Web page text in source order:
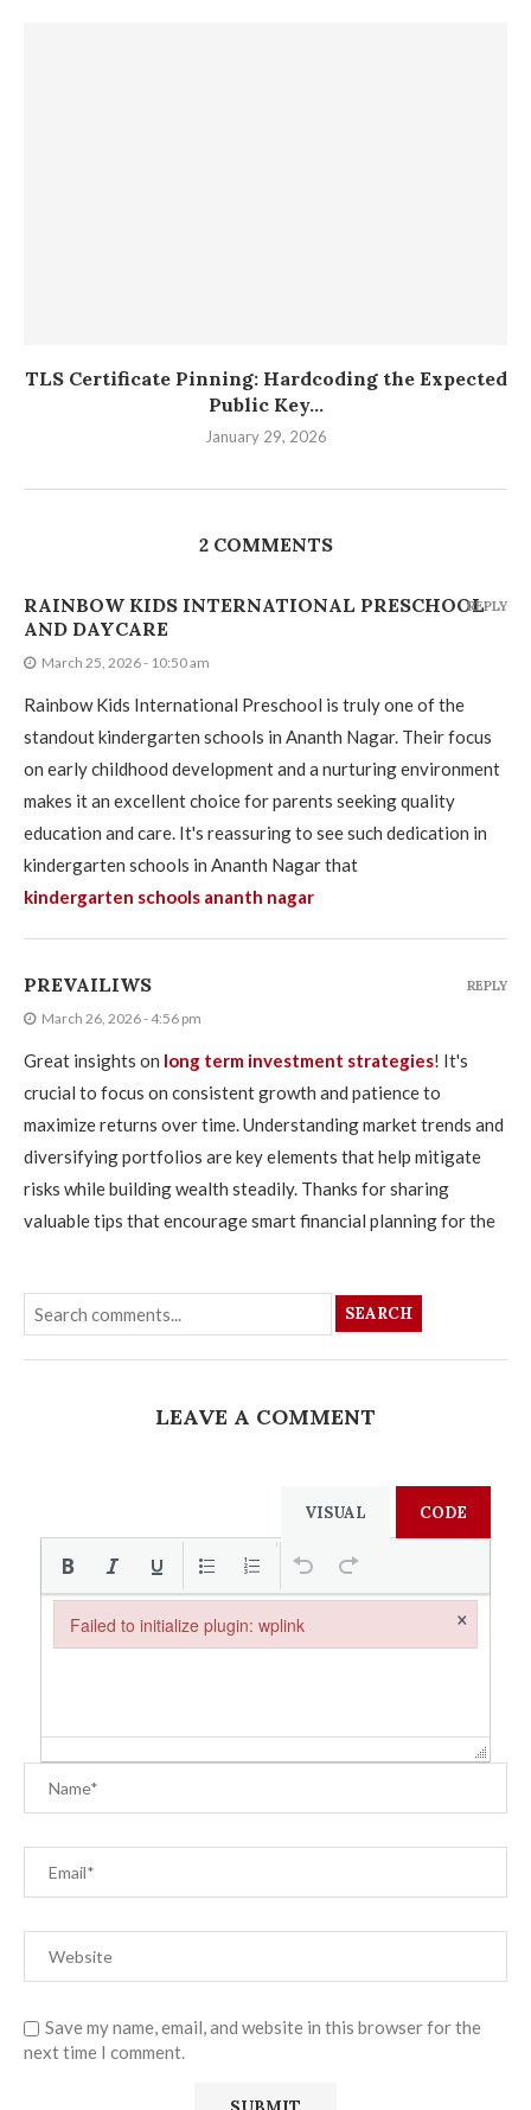
TLS Certificate Pinning: Hardcoding the Expected
Public Key...
January 29, 2026
2 COMMENTS
RAINBOW KIDS INTERNATIONAL PRESCHOOL
AND DAYCARE
March 25, 2026 - 10:50 am
Rainbow Kids International Preschool is truly one of the
standout kindergarten schools in Ananth Nagar. Their focus
on early childhood development and a nurturing environment
makes it an excellent choice for parents seeking quality
education and care. It's reassuring to see such dedication in
kindergarten schools in Ananth Nagar that
kindergarten schools ananth nagar
REPLY
PREVAILIWS
March 26, 2026 - 4:56 pm
Great insights on long term investment strategies! It's
crucial to focus on consistent growth and patience to
maximize returns over time. Understanding market trends and
diversifying portfolios are key elements that help mitigate
risks while building wealth steadily. Thanks for sharing
valuable tips that encourage smart financial planning for the
REPLY
SEARCH
LEAVE A COMMENT
VISUAL CODE
Save my name, email, and website in this browser for the
next time I comment.
Failed to initialize plugin: wplink ×
Failed to initialize plugin: wplink